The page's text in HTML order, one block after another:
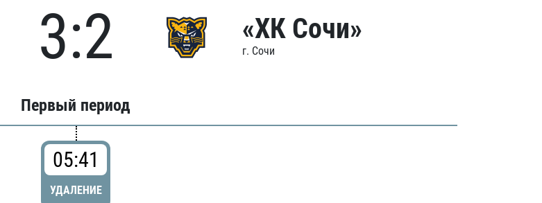
3:2 «ХК Сочи»
г. Сочи
Первый период
05:41
УДАЛЕНИЕ